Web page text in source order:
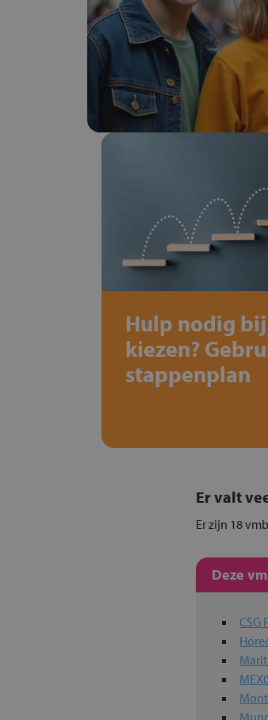
Hulp nodig
kiezen?
stappenplan
Er valt
Er zijn 18
Deze
CSG